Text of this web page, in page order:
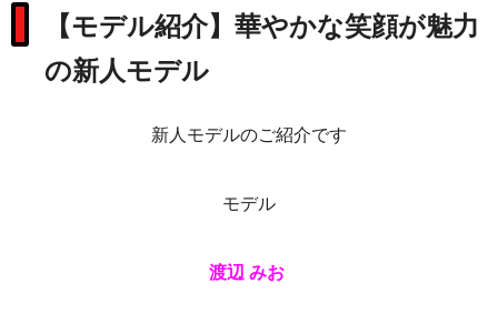
【モデル紹介】華やかな笑顔が魅力
の新人モデル
新人モデルのご紹介です
モデル
渡辺 みお